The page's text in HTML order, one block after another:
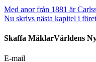
Med anor från 1881 är
Nu skrivs nästa kapitel i
Skaffa MäklarVärldens
E-mail